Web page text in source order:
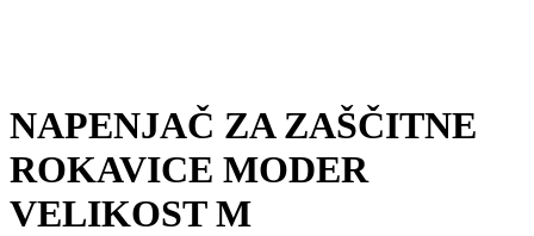
NAPENJAČ ZA ZAŠČITNE
ROKAVICE MODER
VELIKOST M